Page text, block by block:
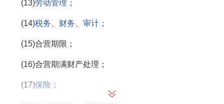
(13)劳动管理 ；
(14)税务 财务 审计 ；
(15)合营期限；
(16)合营期满财产处理；
(17)保险 ；